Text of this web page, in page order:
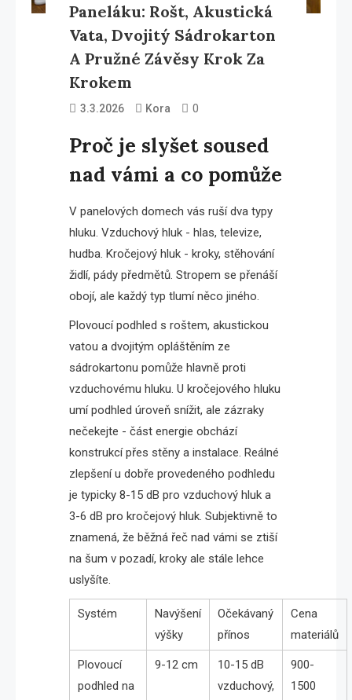
Paneláku: Rošt, Akustická
Vata, Dvojitý Sádrokarton
A Pružné Závěsy Krok Za
Krokem
3.3.2026 Kora 0
Proč je slyšet soused
nad vámi a co pomůže
V panelových domech vás ruší dva typy
hluku. Vzduchový hluk - hlas, televize,
hudba. Kročejový hluk - kroky, stěhování
židlí, pády předmětů. Stropem se přenáší
obojí, ale každý typ tlumí něco jiného.
Plovoucí podhled s roštem, akustickou
vatou a dvojitým opláštěním ze
sádrokartonu pomůže hlavně proti
vzduchovému hluku. U kročejového hluku
umí podhled úroveň snížit, ale zázraky
nečekejte - část energie obchází
konstrukcí přes stěny a instalace. Reálné
zlepšení u dobře provedeného podhledu
je typicky 8-15 dB pro vzduchový hluk a
3-6 dB pro kročejový hluk. Subjektivně to
znamená, že běžná řeč nad vámi se ztiší
na šum v pozadí, kroky ale stále lehce
uslyšíte.
Systém
Navýšení
výšky
Očekávaný
přínos
Cena
materiálů
Plovoucí
podhled na
9-12 cm
10-15 dB
vzduchový,
900-
1500